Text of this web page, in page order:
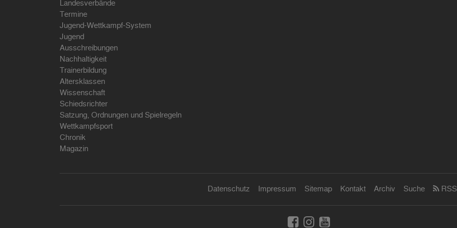
Landesverbände
Termine
Jugend-Wettkampf-System
Jugend
Ausschreibungen
Nachhaltigkeit
Trainerbildung
Altersklassen
Wissenschaft
Schiedsrichter
Satzung, Ordnungen und Spielregeln
Wettkampfsport
Chronik
Magazin
Datenschutz Impressum Sitemap Kontakt Archiv Suche